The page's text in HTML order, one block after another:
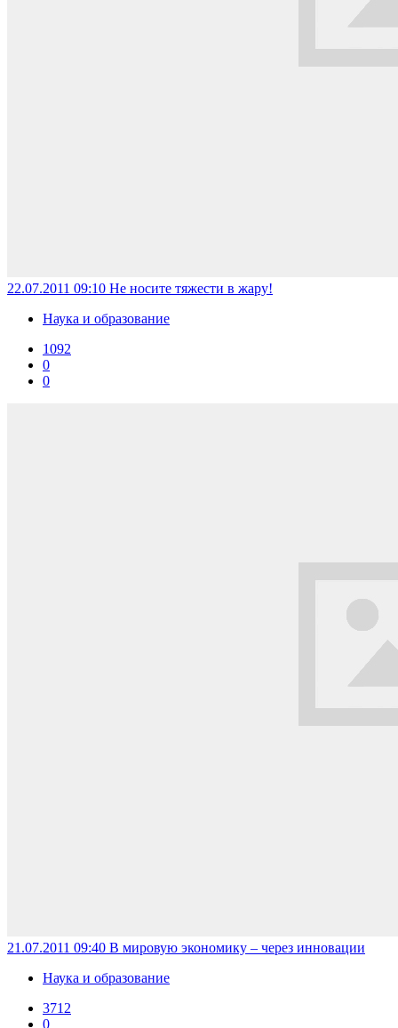
22.07.2011 09:10 Не носите тяжести в жару!
Наука и образование
1092
0
0
21.07.2011 09:40 В мировую экономику – через инновации
Наука и образование
3712
0